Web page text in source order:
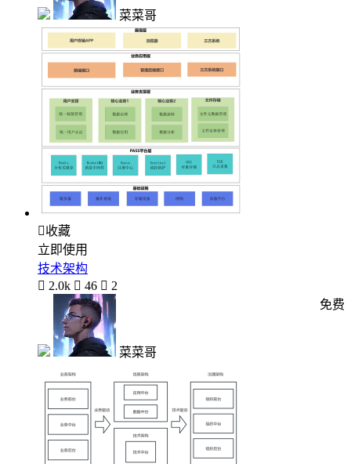
菜菜哥
收藏
立即使用
技术架构
 2.0k  46  2
菜菜哥
免费